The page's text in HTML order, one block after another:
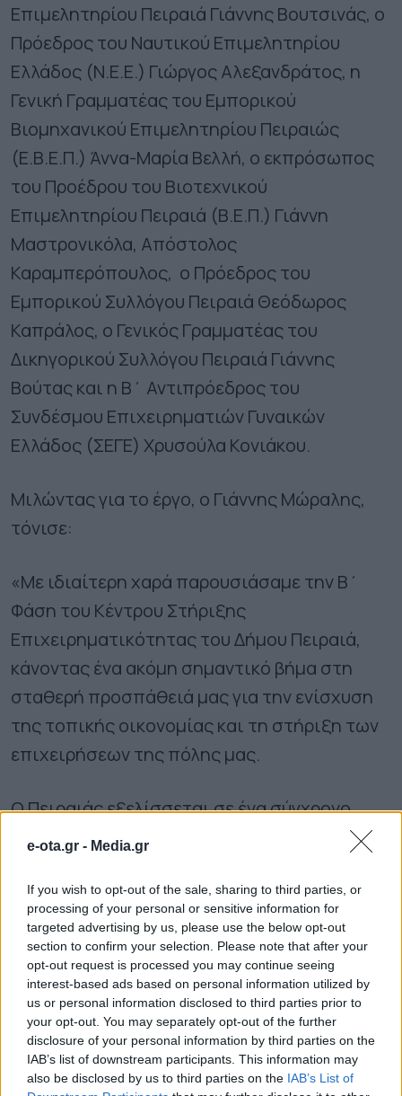
e-ota.gr - Media.gr
If you wish to opt-out of the sale, sharing to third parties, or
processing of your personal or sensitive information for
targeted advertising by us, please use the below opt-out
section to confirm your selection. Please note that after your
opt-out request is processed you may continue seeing
interest-based ads based on personal information utilized by
us or personal information disclosed to third parties prior to
your opt-out. You may separately opt-out of the further
disclosure of your personal information by third parties on the
IAB’s list of downstream participants. This information may
also be disclosed by us to third parties on the IAB’s List of
Επιμελητηρίου Πειραιά Γιάννης Βουτσινάς, ο
Πρόεδρος του Ναυτικού Επιμελητηρίου
Ελλάδος (Ν.Ε.Ε.) Γιώργος Αλεξανδράτος, η
Γενική Γραμματέας του Εμπορικού
Βιομηχανικού Επιμελητηρίου Πειραιώς
(Ε.Β.Ε.Π.) Άννα-Μαρία Βελλή, ο εκπρόσωπος
του Προέδρου του Βιοτεχνικού
Επιμελητηρίου Πειραιά (Β.Ε.Π.) Γιάννη
Μαστρονικόλα, Απόστολος
Καραμπερόπουλος, ο Πρόεδρος του
Εμπορικού Συλλόγου Πειραιά Θεόδωρος
Καπράλος, ο Γενικός Γραμματέας του
Δικηγορικού Συλλόγου Πειραιά Γιάννης
Βούτας και η Β΄ Αντιπρόεδρος του
Συνδέσμου Επιχειρηματιών Γυναικών
Ελλάδος (ΣΕΓΕ) Χρυσούλα Κονιάκου.
Μιλώντας για το έργο, ο Γιάννης Μώραλης,
τόνισε:
«Με ιδιαίτερη χαρά παρουσιάσαμε την Β΄
Φάση του Κέντρου Στήριξης
Επιχειρηματικότητας του Δήμου Πειραιά,
κάνοντας ένα ακόμη σημαντικό βήμα στη
σταθερή προσπάθειά μας για την ενίσχυση
της τοπικής οικονομίας και τη στήριξη των
επιχειρήσεων της πόλης μας.
Ο Πειραιάς εξελίσσεται σε ένα σύγχρονο
κέντρο επιχειρηματικότητας, καινοτομίας
πρωτοβουλίες όπως το BlueGrowth Piraeus,
το StartUp Piraeus, το Blue Lab και το Piraeus
Makerspace, αλλά και μέσα από τη
συνεργασία μας με το Πανεπιστήμιο
Πειραιώς, δημιουργούμε ένα ολοκληρωμένο
οικοσύστημα που στηρίζει νέες ιδέες και
ανθρώπους με όραμα. Στο πλαίσιο αυτής της